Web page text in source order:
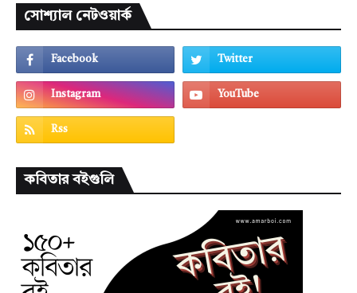
সোশ্যাল নেটওয়ার্ক
কবিতার বইগুলি